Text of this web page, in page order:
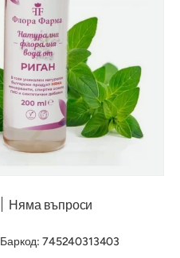
Няма въпроси
Баркод: 745240313403